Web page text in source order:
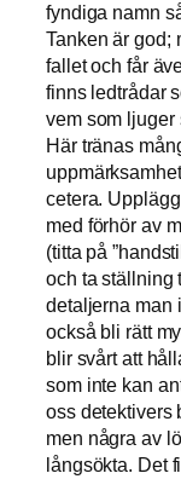
fyndiga namn
Tanken är god;
fallet och får
finns ledtrådar
vem som ljuger
Här tränas
cetera.
med förhör av
(titta på
och ta ställning
detaljerna man
också bli rätt
blir svårt att
som inte kan
oss detektivers
men några av
långsökta. Det